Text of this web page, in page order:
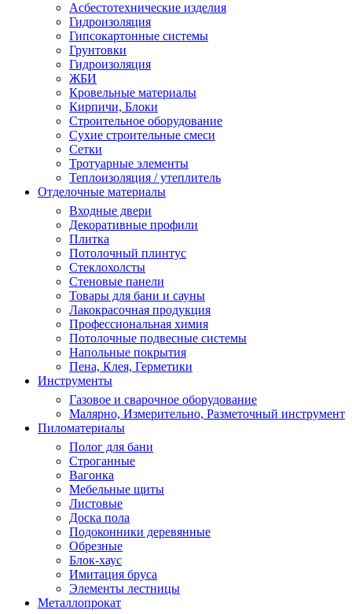
Асбестотехнические изделия
Гидроизоляция
Гипсокартонные системы
Грунтовки
Гидроизоляция
ЖБИ
Кровельные материалы
Кирпичи, Блоки
Строительное оборудование
Сухие строительные смеси
Сетки
Тротуарные элементы
Теплоизоляция / утеплитель
Отделочные материалы
Входные двери
Декоративные профили
Плитка
Потолочный плинтус
Стеклохолсты
Стеновые панели
Товары для бани и сауны
Лакокрасочная продукция
Профессиональная химия
Потолочные подвесные системы
Напольные покрытия
Пена, Клея, Герметики
Инструменты
Газовое и сварочное оборудование
Малярно, Измерительно, Разметочный инструмент
Пиломатериалы
Полог для бани
Строганные
Вагонка
Мебельные щиты
Листовые
Доска пола
Подоконники деревянные
Обрезные
Блок-хаус
Имитация бруса
Элементы лестницы
Металлопрокат